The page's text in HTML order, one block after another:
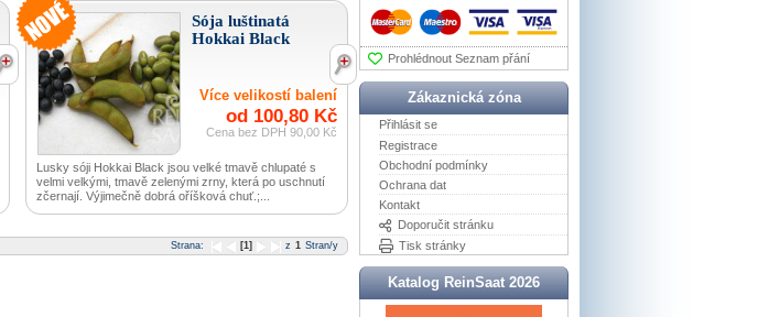
Sója luštinatá
Hokkai Black
Lusky sóji Hokkai Black jsou velké tmavě chlupaté s
velmi velkými, tmavě zelenými zrny, která po uschnutí
zčernají. Výjimečně dobrá oříšková chuť.;...
Více velikostí balení
od 100,80 Kč
Cena bez DPH 90,00 Kč
Stran/y
1
z
[1]
Strana:
Prohlédnout Seznam přání
Zákaznická zóna
Přihlásit se
Registrace
Obchodní podmínky
Ochrana dat
Kontakt
Doporučit stránku
Tisk stránky
Katalog ReinSaat 2026